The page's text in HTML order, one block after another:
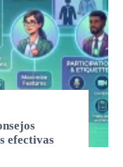
efectivas